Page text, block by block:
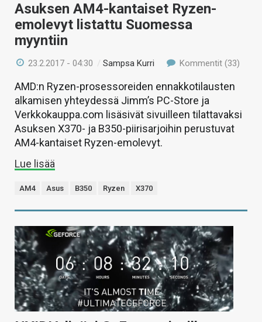
Asuksen AM4-kantaiset Ryzen-
emolevyt listattu Suomessa
myyntiin
23.2.2017 - 04:30 /Sampsa Kurri Kommentit (33)
AMD:n Ryzen-prosessoreiden ennakkotilausten
alkamisen yhteydessä Jimm’s PC-Store ja
Verkkokauppa.com lisäsivät sivuilleen tilattavaksi
Asuksen X370- ja B350-piirisarjoihin perustuvat
AM4-kantaiset Ryzen-emolevyt.
Lue lisää
AM4 Asus B350 Ryzen X370